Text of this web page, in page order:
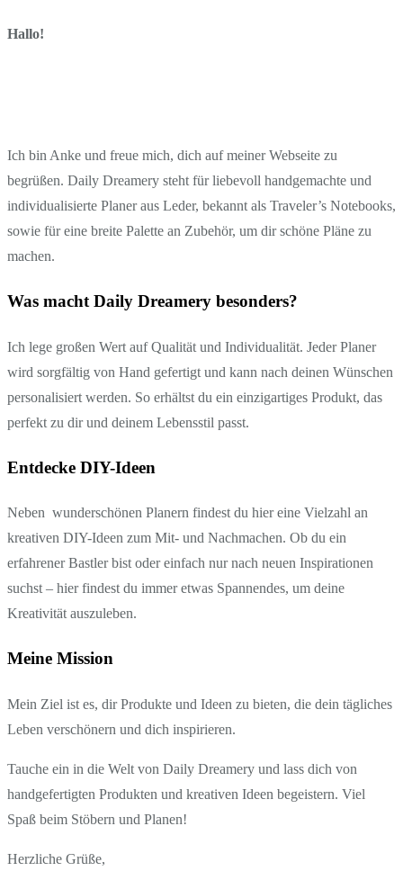
Hallo!
Ich bin Anke und freue mich, dich auf meiner Webseite zu
begrüßen. Daily Dreamery steht für liebevoll handgemachte und
individualisierte Planer aus Leder, bekannt als Traveler’s Notebooks,
sowie für eine breite Palette an Zubehör, um dir schöne Pläne zu
machen.
Was macht Daily Dreamery besonders?
Ich lege großen Wert auf Qualität und Individualität. Jeder Planer
wird sorgfältig von Hand gefertigt und kann nach deinen Wünschen
personalisiert werden. So erhältst du ein einzigartiges Produkt, das
perfekt zu dir und deinem Lebensstil passt.
Entdecke DIY-Ideen
Neben wunderschönen Planern findest du hier eine Vielzahl an
kreativen DIY-Ideen zum Mit- und Nachmachen. Ob du ein
erfahrener Bastler bist oder einfach nur nach neuen Inspirationen
suchst – hier findest du immer etwas Spannendes, um deine
Kreativität auszuleben.
Meine Mission
Mein Ziel ist es, dir Produkte und Ideen zu bieten, die dein tägliches
Leben verschönern und dich inspirieren.
Tauche ein in die Welt von Daily Dreamery und lass dich von
handgefertigten Produkten und kreativen Ideen begeistern. Viel
Spaß beim Stöbern und Planen!
Herzliche Grüße,